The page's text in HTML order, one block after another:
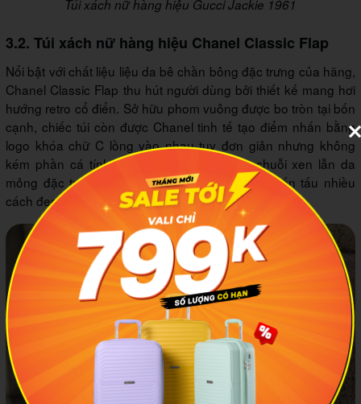
Túi xách nữ hàng hiệu Gucci Jackie 1961
3.2. Túi xách nữ hàng hiệu Chanel Classic Flap
Nổi bật với chất liệu liệu da bê chần bông đặc trưng của hãng,
Chanel Classic Flap thu hút người dùng bởi thiết kế mang hơi
hướng retro cổ điển. Sở hữu phom vuông được bo tròn tại bốn
cạnh, chiếc túi còn được Chanel tinh tế tạo điểm nhấn bằng
logo khóa chữ C lồng vào nhau tuy đơn giản nhưng không
kém phần cá tính. Chi tiết quai đeo dạng chuỗi xen lẫn da
mỏng đặc trưng của hãng cho bạn dễ dàng biến tấu nhiều
cách đeo khác nhau để phù hợp với outfit đang mặc.